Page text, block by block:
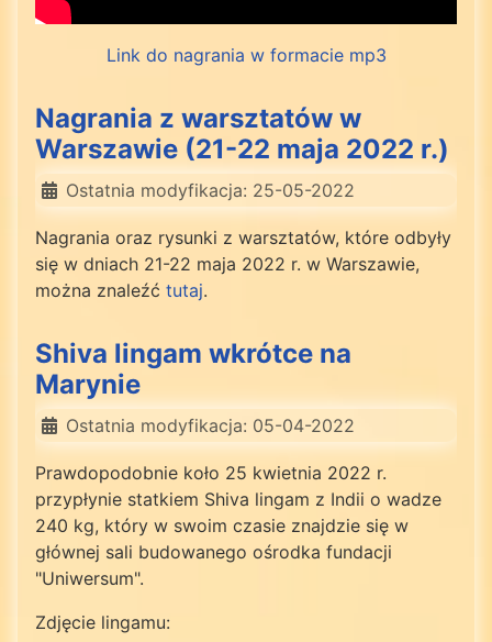
Link do nagrania w formacie mp3
Nagrania z warsztatów w
Warszawie (21-22 maja 2022 r.)
Ostatnia modyfikacja: 25-05-2022
Nagrania oraz rysunki z warsztatów, które odbyły
się w dniach 21-22 maja 2022 r. w Warszawie,
można znaleźć tutaj.
Shiva lingam wkrótce na
Marynie
Ostatnia modyfikacja: 05-04-2022
Prawdopodobnie koło 25 kwietnia 2022 r.
przypłynie statkiem Shiva lingam z Indii o wadze
240 kg, który w swoim czasie znajdzie się w
głównej sali budowanego ośrodka fundacji
"Uniwersum".
Zdjęcie lingamu: